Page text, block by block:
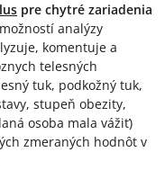
pre chytré zariadenia
analýzy
komentuje a
telesných
tuk, podkožný tuk,
stupeň obezity,
osoba mala vážiť)
zmeraných hodnôt v